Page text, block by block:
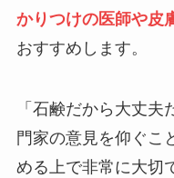
かりつけの医師や皮
おすすめします。
「石鹸だから大丈
門家の意見を仰ぐこ
める上で非常に大切